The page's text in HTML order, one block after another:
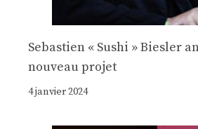
Sebastien « Sushi » Biesler
nouveau projet
4 janvier 2024